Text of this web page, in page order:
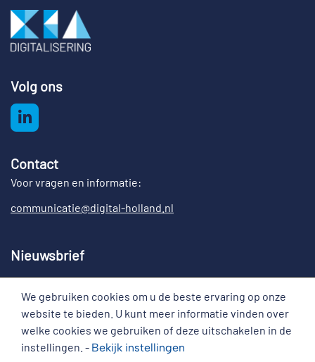
Cookies
We gebruiken cookies om u de beste ervaring op onze
website te bieden. U kunt meer informatie vinden over
welke cookies we gebruiken of deze uitschakelen in de
instellingen. - Bekijk instellingen
Volg ons
Contact
Voor vragen en informatie:
communicatie@digital-holland.nl
Nieuwsbrief
Meld u aan voor de nieuwsbrief Digital Holland